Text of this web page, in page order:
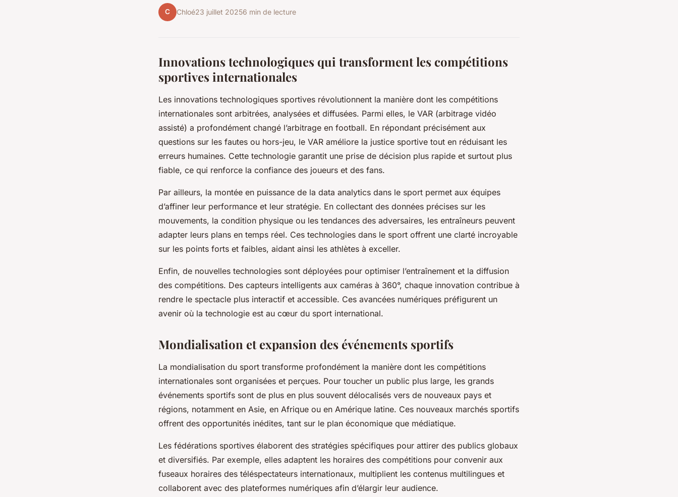
C Chloé23 juillet 20256 min de lecture
Innovations technologiques qui transforment les compétitions
sportives internationales
Les innovations technologiques sportives révolutionnent la manière dont les compétitions
internationales sont arbitrées, analysées et diffusées. Parmi elles, le VAR (arbitrage vidéo
assisté) a profondément changé l’arbitrage en football. En répondant précisément aux
questions sur les fautes ou hors-jeu, le VAR améliore la justice sportive tout en réduisant les
erreurs humaines. Cette technologie garantit une prise de décision plus rapide et surtout plus
fiable, ce qui renforce la confiance des joueurs et des fans.
Par ailleurs, la montée en puissance de la data analytics dans le sport permet aux équipes
d’affiner leur performance et leur stratégie. En collectant des données précises sur les
mouvements, la condition physique ou les tendances des adversaires, les entraîneurs peuvent
adapter leurs plans en temps réel. Ces technologies dans le sport offrent une clarté incroyable
sur les points forts et faibles, aidant ainsi les athlètes à exceller.
Enfin, de nouvelles technologies sont déployées pour optimiser l’entraînement et la diffusion
des compétitions. Des capteurs intelligents aux caméras à 360°, chaque innovation contribue à
rendre le spectacle plus interactif et accessible. Ces avancées numériques préfigurent un
avenir où la technologie est au cœur du sport international.
Mondialisation et expansion des événements sportifs
La mondialisation du sport transforme profondément la manière dont les compétitions
internationales sont organisées et perçues. Pour toucher un public plus large, les grands
événements sportifs sont de plus en plus souvent délocalisés vers de nouveaux pays et
régions, notamment en Asie, en Afrique ou en Amérique latine. Ces nouveaux marchés sportifs
offrent des opportunités inédites, tant sur le plan économique que médiatique.
Les fédérations sportives élaborent des stratégies spécifiques pour attirer des publics globaux
et diversifiés. Par exemple, elles adaptent les horaires des compétitions pour convenir aux
fuseaux horaires des téléspectateurs internationaux, multiplient les contenus multilingues et
collaborent avec des plateformes numériques afin d’élargir leur audience.